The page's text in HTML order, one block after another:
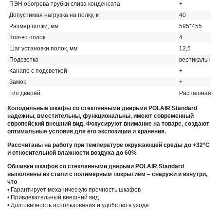
ПЭН обогрева трубки слива конденсата
+
Допустимая нагрузка на полку, кг
40
Размер полки, мм
595*455
Кол-во полок
4
Шаг установки полок, мм
12,5
Подсветка
вертикальная
Канапе с подсветкой
+
Замок
+
Тип дверей
Распашная
Холодильные шкафы со стеклянными дверьми POLAIR Standard
надежны, вместительны, функциональны, имеют современный
европейский внешний вид. Фокусируют внимание на товаре, создают
оптимальные условия для его экспозиции и хранения.
Рассчитаны на работу при температуре окружающей среды до +32°С
и относительной влажности воздуха до 60%
Обшивки шкафов со стеклянными дверьми POLAIR Standard
выполнены из стали с полимерным покрытием – снаружи и изнутри,
что
• Гарантирует механическую прочность шкафов
• Привлекательный внешний вид
• Долговечность использования и удобство в уходе